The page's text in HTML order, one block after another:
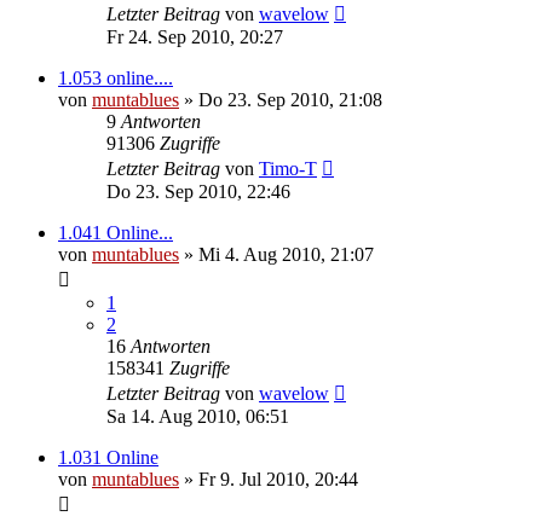
Letzter Beitrag von wavelow
Fr 24. Sep 2010, 20:27
1.053 online....
von muntablues » Do 23. Sep 2010, 21:08
9 Antworten
91306 Zugriffe
Letzter Beitrag von Timo-T
Do 23. Sep 2010, 22:46
1.041 Online...
von muntablues » Mi 4. Aug 2010, 21:07
1
2
16 Antworten
158341 Zugriffe
Letzter Beitrag von wavelow
Sa 14. Aug 2010, 06:51
1.031 Online
von muntablues » Fr 9. Jul 2010, 20:44